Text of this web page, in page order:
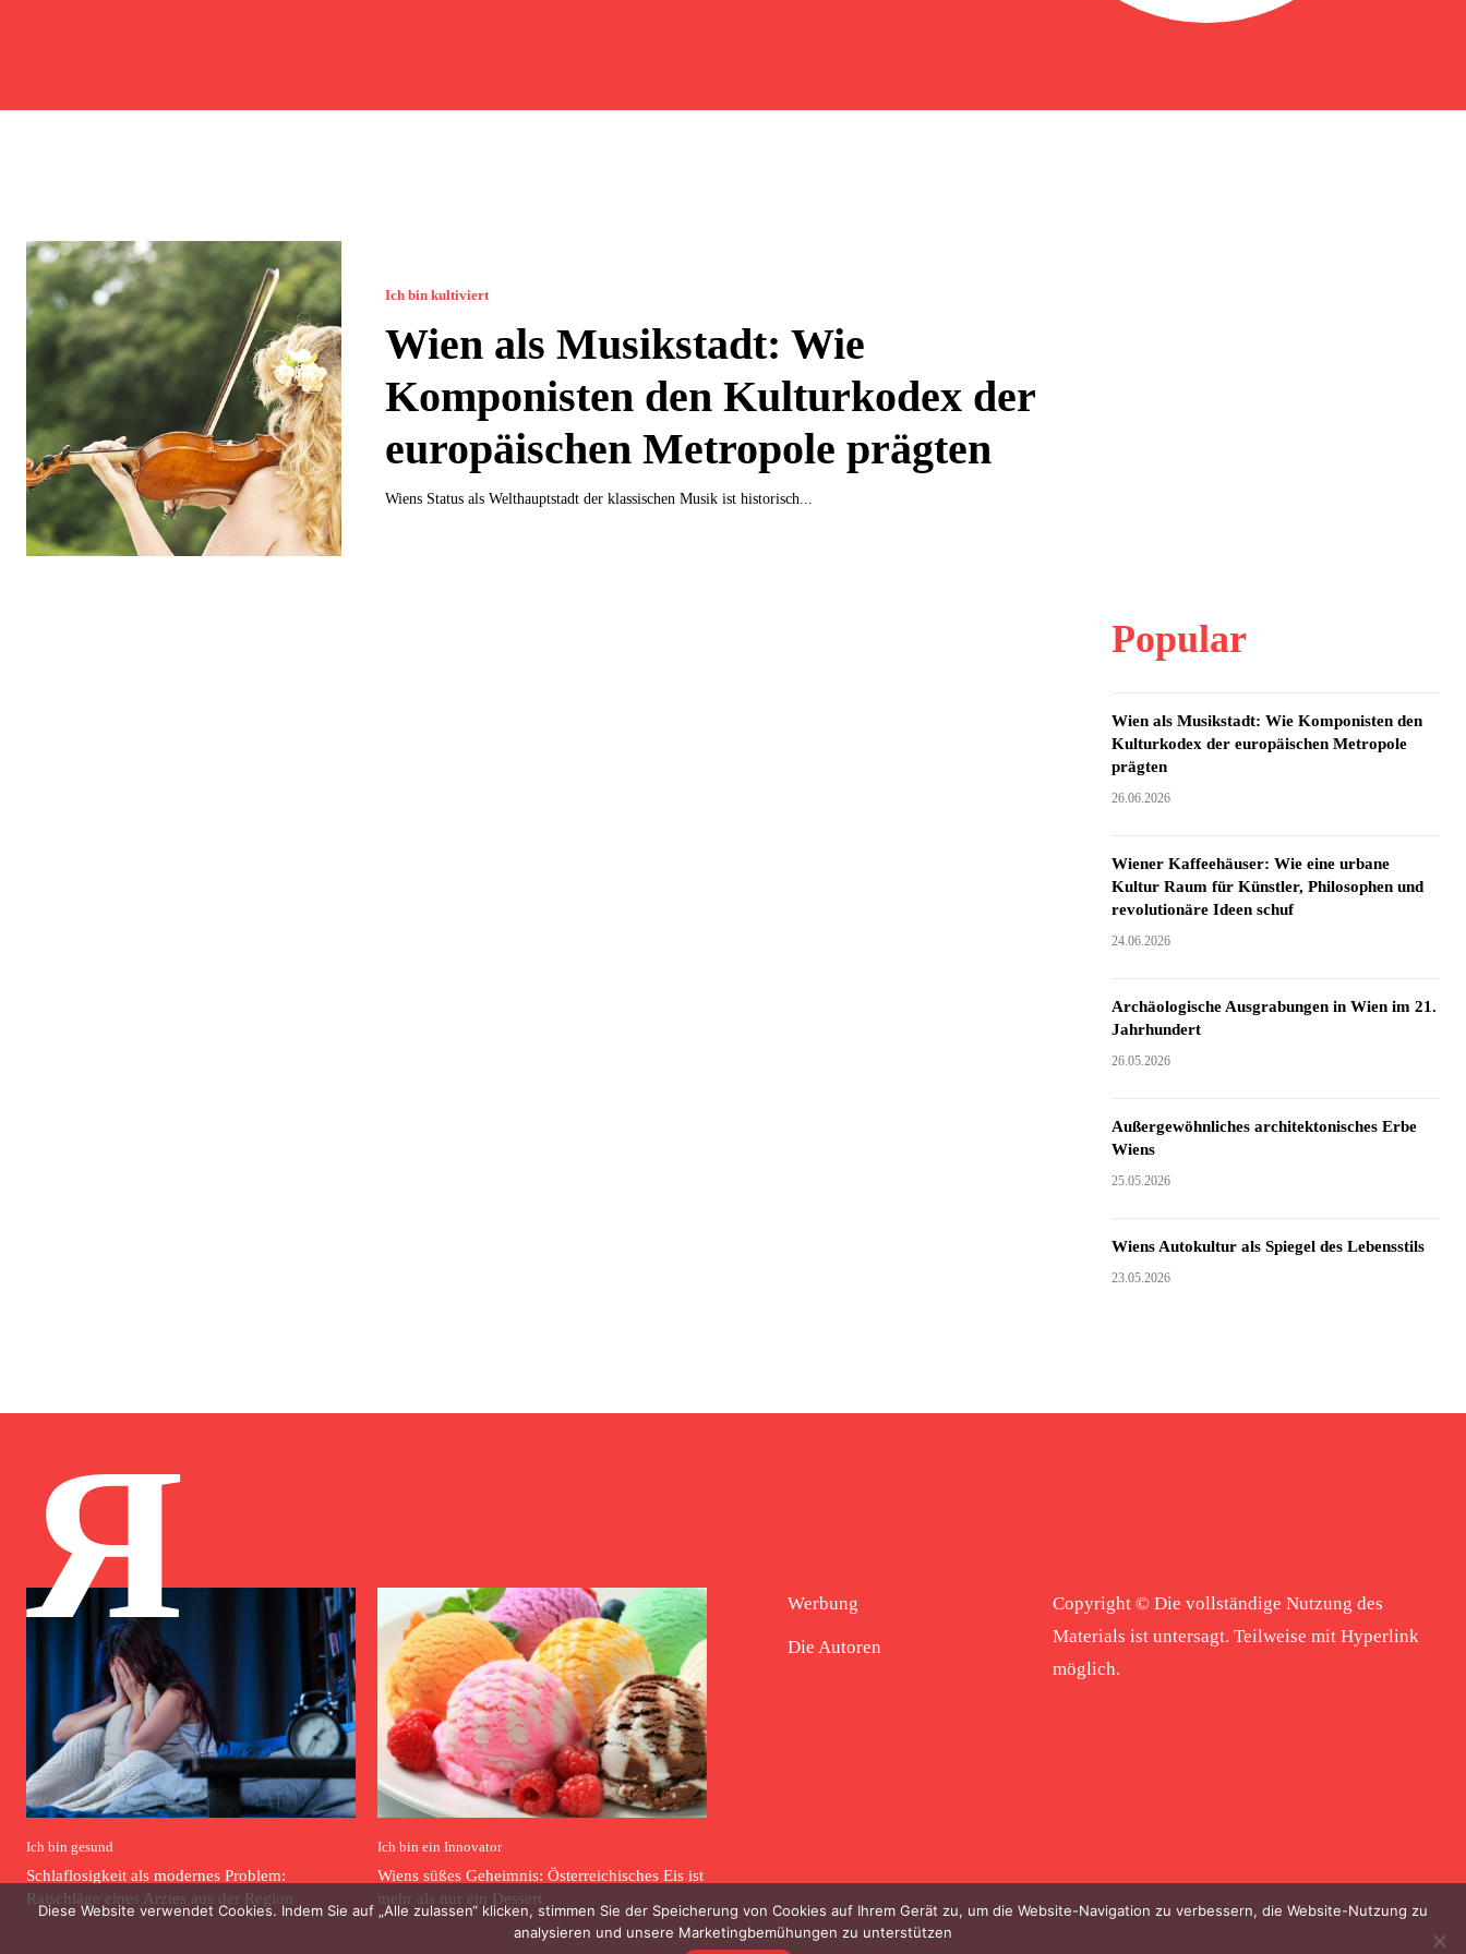
Ich bin kultiviert
Wien als Musikstadt: Wie
Komponisten den Kulturkodex der
europäischen Metropole prägten
Wiens Status als Welthauptstadt der klassischen Musik ist historisch...
Popular
Wien als Musikstadt: Wie Komponisten den
Kulturkodex der europäischen Metropole
prägten
26.06.2026
Wiener Kaffeehäuser: Wie eine urbane
Kultur Raum für Künstler, Philosophen und
revolutionäre Ideen schuf
24.06.2026
Archäologische Ausgrabungen in Wien im 21.
Jahrhundert
26.05.2026
Außergewöhnliches architektonisches Erbe
Wiens
25.05.2026
Wiens Autokultur als Spiegel des Lebensstils
23.05.2026
Я
Ich bin gesund
Schlaflosigkeit als modernes Problem:
Ratschläge eines Arztes aus der Region
Ich bin ein Innovator
Wiens süßes Geheimnis: Österreichisches Eis ist
mehr als nur ein Dessert
Werbung
Die Autoren
Copyright © Die vollständige Nutzung des
Materials ist untersagt. Teilweise mit Hyperlink
möglich.
Diese Website verwendet Cookies. Indem Sie auf „Alle zulassen“ klicken, stimmen Sie der Speicherung von Cookies auf Ihrem Gerät zu, um die Website-Navigation zu verbessern, die Website-Nutzung zu
analysieren und unsere Marketingbemühungen zu unterstützen